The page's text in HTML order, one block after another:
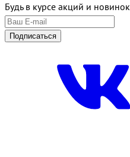
Будь в курсе акций и новинок
Подписаться